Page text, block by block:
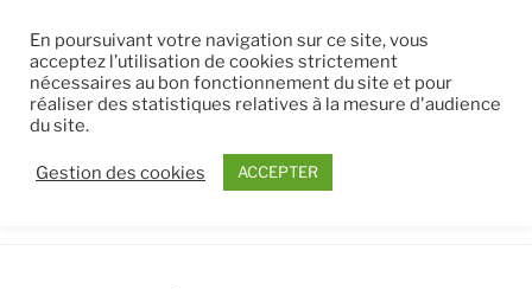
contenu
principal
ECOLE CAROLINE AIGLE
AAPE
Site d'information pour les parents d'élèves du groupe
scolaire public Caroline Aigle de Palaiseau, situé au cœur du
Pôle Scientifique et Technologique de Paris-Saclay
En poursuivant votre navigation sur ce site, vous
acceptez l’utilisation de cookies strictement
nécessaires au bon fonctionnement du site et pour
réaliser des statistiques relatives à la mesure d'audience
du site.
Gestion des cookies ACCEPTER